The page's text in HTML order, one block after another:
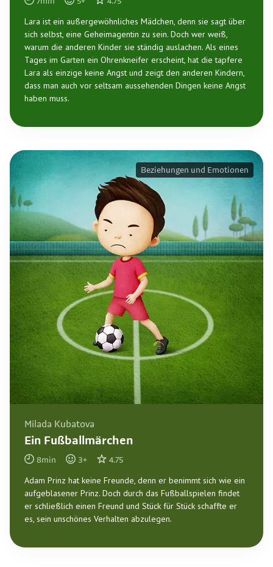
Lara ist ein außergewöhnliches Mädchen, denn sie sagt über
sich selbst, eine Geheimagentin zu sein. Doch wer weiß,
warum die anderen Kinder sie ständig auslachen. Als eines
Tages im Garten ein Ohrenkneifer erscheint, hat die tapfere
Lara als einzige keine Angst und zeigt den anderen Kindern,
dass man auch vor seltsam aussehenden Dingen keine Angst
haben muss.
Milada Kubatova
Ein Fußballmärchen
8min 3+ 4.75
Adam Prinz hat keine Freunde, denn er benimmt sich wie ein
aufgeblasener Prinz. Doch durch das Fußballspielen findet
er schließlich einen Freund und Stück für Stück schaffte er
es, sein unschönes Verhalten abzulegen.
Beziehungen und Emotionen